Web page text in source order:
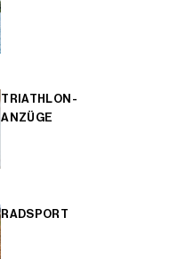
TRIATHLON-
ANZÜGE
RADSPORT